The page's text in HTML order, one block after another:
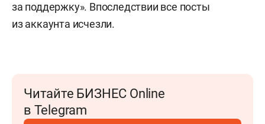
за поддержку». Впоследствии все посты
из аккаунта исчезли.
Читайте БИЗНЕС Online
в Telegram